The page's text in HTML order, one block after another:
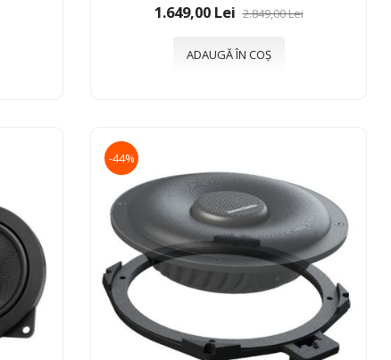
1.649,00 Lei 2.849,00 Lei
ADAUGĂ ÎN COȘ
-44%